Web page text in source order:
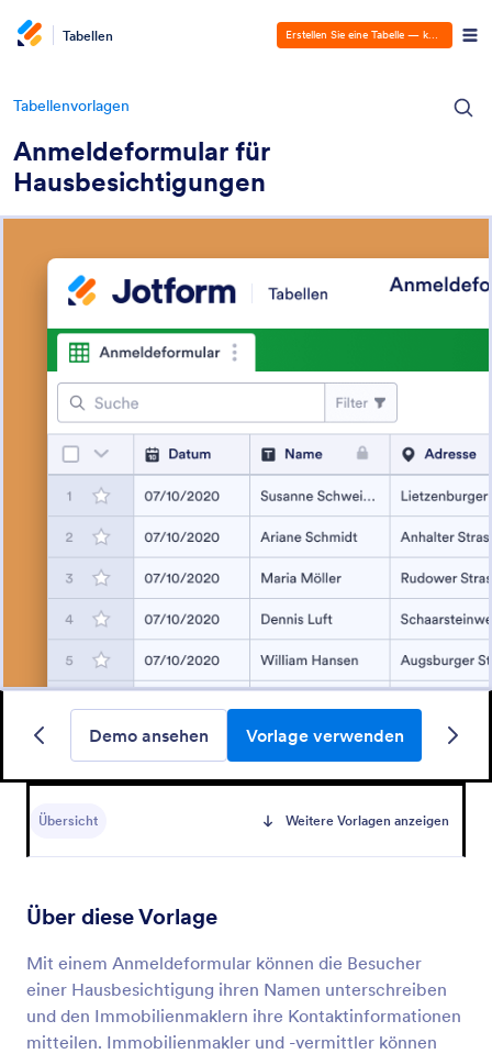
Tabellen Erstellen Sie eine Tabelle — kostenlos!
Tabellenvorlagen
Anmeldeformular für
Hausbesichtigungen
Demo ansehen Vorlage verwenden
Übersicht Weitere Vorlagen anzeigen
Über diese Vorlage
Mit einem Anmeldeformular können die Besucher
einer Hausbesichtigung ihren Namen unterschreiben
und den Immobilienmaklern ihre Kontaktinformationen
mitteilen. Immobilienmakler und -vermittler können